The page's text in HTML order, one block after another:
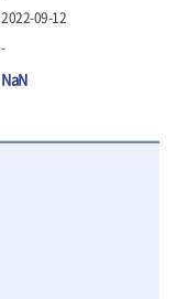
2022-09-12
-
NaN